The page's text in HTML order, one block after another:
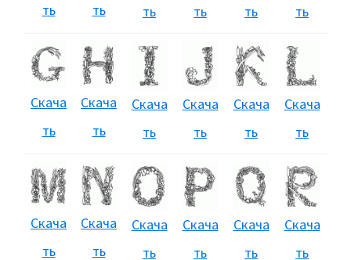
ть
ть
ть
ть
ть
ть
Скача
ть
Скача
ть
Скача
ть
Скача
ть
Скача
ть
Скача
ть
Скача
ть
Скача
ть
Скача
ть
Скача
ть
Скача
ть
Скача
ть